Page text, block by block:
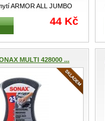
ARMOR ALL JUMBO
mycí houba s vyn...
44 Kč
MULTI 428000 ...